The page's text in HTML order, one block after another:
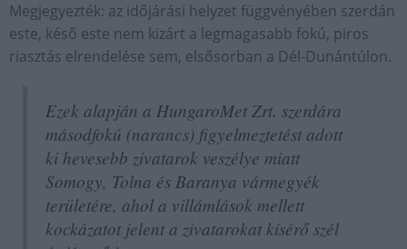
Megjegyezték: az időjárási helyzet függvényében szerdán
este, késő este nem kizárt a legmagasabb fokú, piros
riasztás elrendelése sem, elsősorban a Dél-Dunántúlon.
Ezek alapján a HungaroMet Zrt. szerdára
másodfokú (narancs) figyelmeztetést adott
ki hevesebb zivatarok veszélye miatt
Somogy, Tolna és Baranya vármegyék
területére, ahol a villámlások mellett
kockázatot jelent a zivatarokat kísérő szél